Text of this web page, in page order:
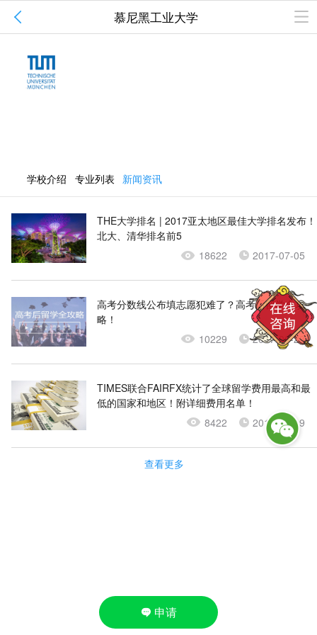
 慕尼黑工业大学
学校介绍 专业列表 新闻资讯
THE大学排名 | 2017亚太地区最佳大学排名发布！
北大、清华排名前5
18622
2017-07-05
高考分数线公布填志愿犯难了？高考后留学全攻
略！
10229
2017-06-23
TIMES联合FAIRFX统计了全球留学费用最高和最
低的国家和地区！附详细费用名单！
8422
2017-06-19
查看更多
 申请